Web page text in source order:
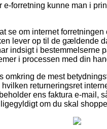
e-forretning kunne man i
se om internet
lever op til de gældende
indsigt i bestemmelserne
i processen med din
omkring de mest
returneringsret
ens faktura e-mail,
om du skal